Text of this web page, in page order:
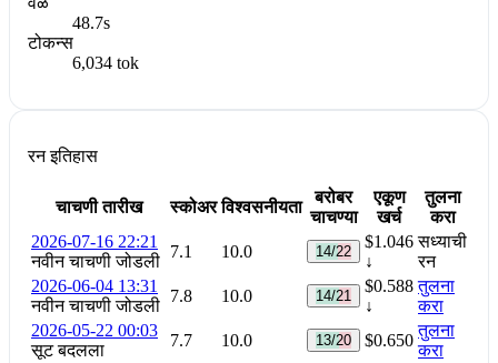
48.7s
टोकन्स
6,034 tok
रन इतिहास
चाचणी तारीख स्कोअर विश्वसनीयता
बरोबर
चाचण्या
एकूण
खर्च
तुलना
करा
2026-07-16 22:21
नवीन चाचणी जोडली
7.1 10.0 14/22
$1.046
↓
सध्याची
रन
2026-06-04 13:31
नवीन चाचणी जोडली
7.8 10.0 14/21
$0.588
↓
तुलना
करा
2026-05-22 00:03
सूट बदलला
7.7 10.0 13/20 $0.650
तुलना
करा